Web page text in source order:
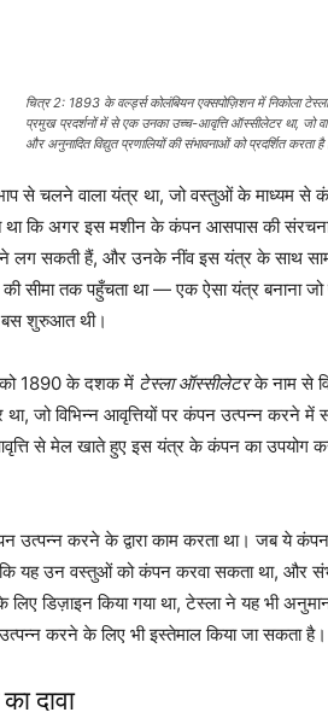
चित्र 2: 1893 के वर्ल्ड्स कोलंबियन एक्सपोज़िशन में निकोला टेस्ला
प्रमुख प्रदर्शनों में से एक उनका उच्च-आवृत्ति ऑस्सीलेटर था, जो
और अनुनादित विद्युत प्रणालियों की संभावनाओं को प्रदर्शित करता
से चलने वाला यंत्र था, जो वस्तुओं के माध्यम से
था कि अगर इस मशीन के कंपन आसपास की
लग सकती हैं, और उनके नींव इस यंत्र के साथ
की सीमा तक पहुँचता था — एक ऐसा यंत्र बनाना
बस शुरुआत थी।
को 1890 के दशक में टेस्ला ऑस्सीलेटरके नाम से
जो विभिन्न आवृत्तियों पर कंपन उत्पन्न करने में
से मेल खाते हुए इस यंत्र के कंपन का
उत्पन्न करने के द्वारा काम करता था। जब ये
कि यह उन वस्तुओं को कंपन करवा सकता था, और
डिज़ाइन किया गया था, टेस्ला ने यह भी
करने के लिए भी इस्तेमाल किया जा सकता है।
दावा